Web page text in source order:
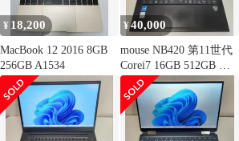
¥ 18,200
MacBook 12 2016 8GB
256GB A1534
¥40,000
mouse NB420 第11世代
Corei7 16GB 512GB フ
ルHD